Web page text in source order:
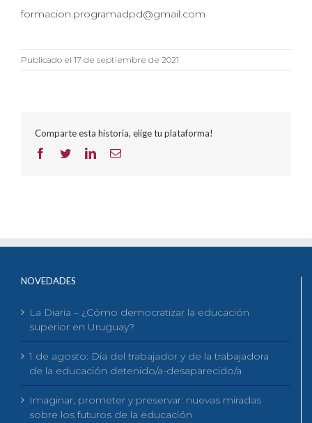
formacion.programadpd@gmail.com
Publicado el 17 de septiembre de 2021
Comparte esta historia, elige tu plataforma!
Facebook
TwitterLinkedInCorreo
NOVEDADES
La Diaria – ¿Cómo democratizar la educación
superior en Uruguay?
1 de agosto: Día del trabajador y de la trabajadora
de la educación detenido/a-desaparecido/a
Imaginar, prometer y preservar: nuevas miradas
sobre los futuros de la educación